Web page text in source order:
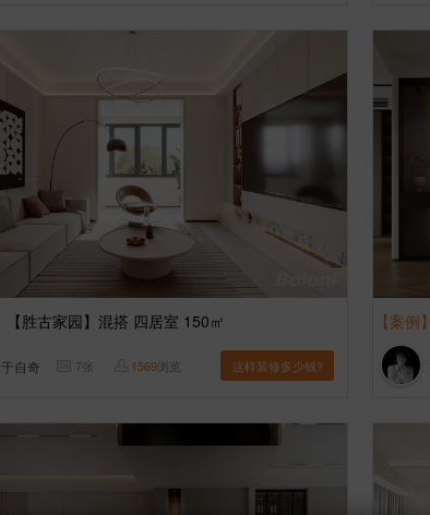
【胜古家园】混搭 四居室 150㎡
于自奇 7张 1569浏览 这样装修多少钱?
【案例】